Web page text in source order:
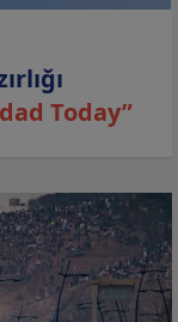
Today”